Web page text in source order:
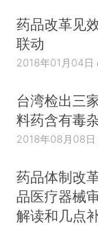
药品改革见
联动
2018年01月04日
台湾检出三
料药含有毒
2018年08月08日
药品体制改
品医疗器械
解读和几点